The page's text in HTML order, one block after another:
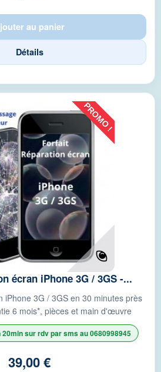
au panier
Détails
PROMO !
écran iPhone 3G / 3GS -...
iPhone 3G / 3GS en 30 minutes près
6 mois*, pièces et main d'œuvre
sur rdv par sms au 0680998945
39,00 €